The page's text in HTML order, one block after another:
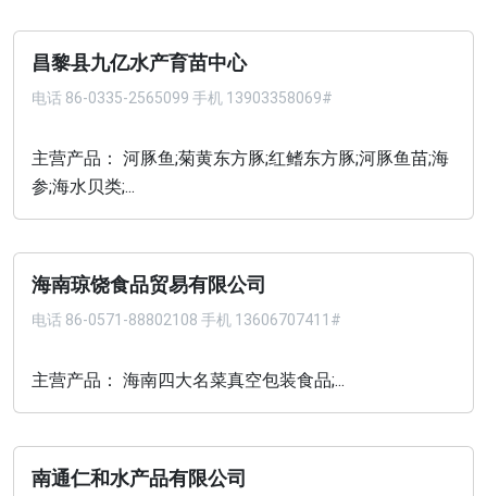
昌黎县九亿水产育苗中心
电话 86-0335-2565099 手机 13903358069#
主营产品： 河豚鱼;菊黄东方豚;红鳍东方豚;河豚鱼苗;海
参;海水贝类;...
海南琼饶食品贸易有限公司
电话 86-0571-88802108 手机 13606707411#
主营产品： 海南四大名菜真空包装食品;...
南通仁和水产品有限公司